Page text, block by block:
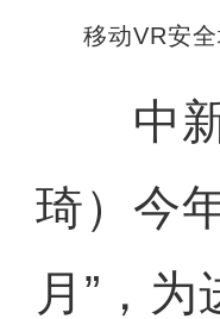
移动VR安
中新
琦）今
月”，